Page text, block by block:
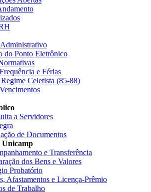
do Ponto Eletrônico
e Férias
Celetista (85-88)
a Servidores
de Documentos
Unicamp
e Transferência
dos Bens e Valores
Probatório
Afastamentos e Licença-Prêmio
de Trabalho